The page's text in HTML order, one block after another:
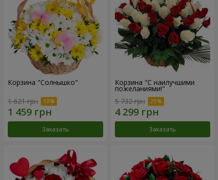
Корзина "Солнышко"
1 621 грн
Заказать
Корзина "С наилучшими
пожеланиями!"
5 732 грн
Заказать